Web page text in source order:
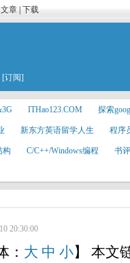
文章 下载
[订阅]
ITHao123.COM 探索
新东方英语留学人生 程序
构 C/C++/Windows编程 书
20:30:00
： 大 中 小】 本文